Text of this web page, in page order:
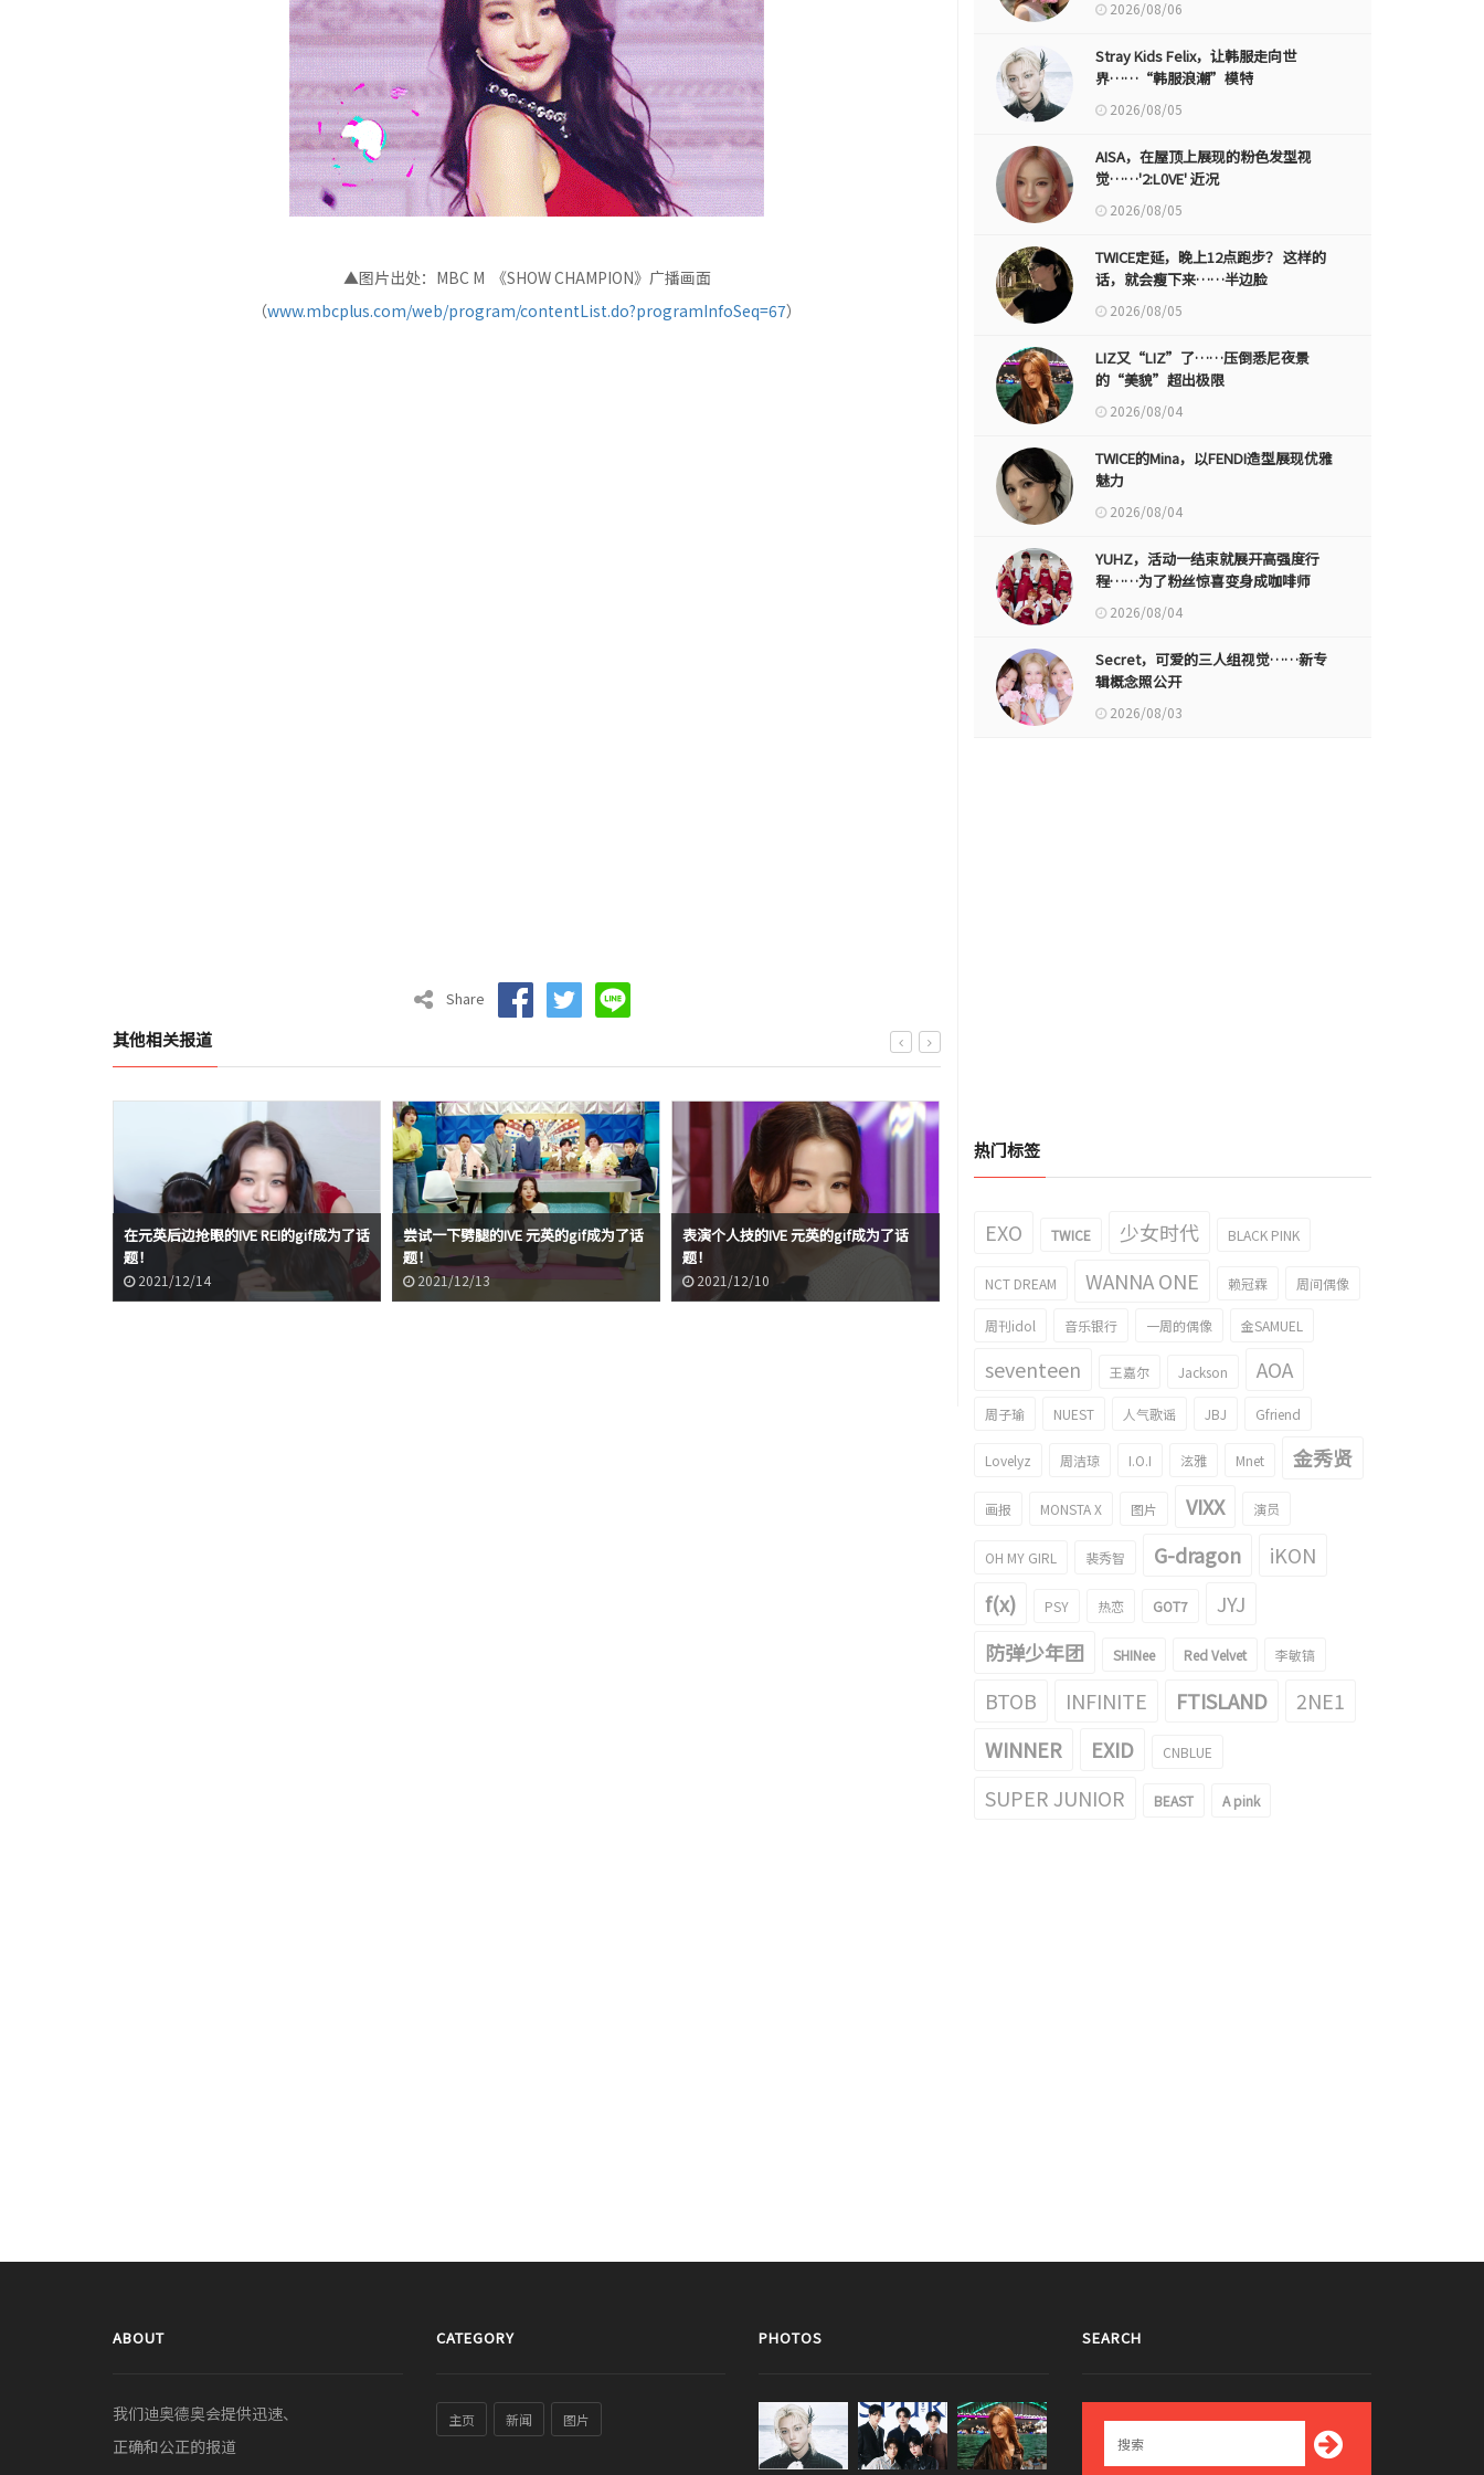
▲图片出处：MBC M 《SHOW CHAMPION》广播画面
（www.mbcplus.com/web/program/contentList.do?programInfoSeq=67）
Share
其他相关报道
在元英后边抢眼的IVE REI的gif成为了话
题！
2021/12/14
尝试一下劈腿的IVE 元英的gif成为了话
题！
2021/12/13
表演个人技的IVE 元英的gif成为了话
题！
2021/12/10
非现实的腿长度！IVE 元英的gif成为了
2021/12/09
非现实的比率？IVE 元英的gif引起了话
2021/12/03
2026/08/06
Stray Kids Felix，让韩服走向世
界……“韩服浪潮”模特
2026/08/05
AISA，在屋顶上展现的粉色发型视
觉……'2:L0VE' 近况
2026/08/05
TWICE定延，晚上12点跑步？ 这样的
话，就会瘦下来……半边脸
2026/08/05
LIZ又“LIZ”了……压倒悉尼夜景
的“美貌”超出极限
2026/08/04
TWICE的Mina，以FENDI造型展现优雅
魅力
2026/08/04
YUHZ，活动一结束就展开高强度行
程……为了粉丝惊喜变身成咖啡师
2026/08/04
Secret，可爱的三人组视觉……新专
辑概念照公开
2026/08/03
热门标签
EXO TWICE 少女时代 BLACK PINK
NCT DREAM WANNA ONE 赖冠霖 周间偶像
周刊idol 音乐银行 一周的偶像 金SAMUEL
seventeen 王嘉尔 Jackson AOA
周子瑜 NUEST 人气歌谣 JBJ Gfriend
Lovelyz 周洁琼 I.O.I 泫雅 Mnet 金秀贤
画报 MONSTA X 图片 VIXX 演员
OH MY GIRL 裴秀智 G-dragon
iKON
f(x)
PSY 热恋 GOT7
JYJ
防弹少年团
SHINee Red Velvet 李敏镐
BTOB INFINITE FTISLAND
2NE1
WINNER
EXID CNBLUE
SUPER JUNIOR BEAST A pink
ABOUT
我们迪奥德奥会提供迅速、
正确和公正的报道
CATEGORY
主页 新闻 图片
PHOTOS SEARCH